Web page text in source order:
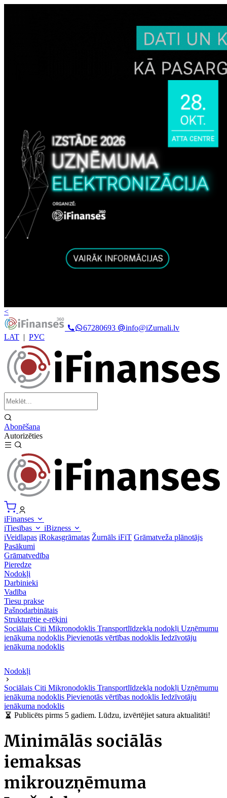
<
67280693
info@iZurnali.lv
LAT | РУС
Abonēšana
Autorizēties
iFinanses
iTiesības
iBizness
iVeidlapas iRokasgrāmatas Žurnāls iFiT Grāmatveža plānotājs
Pasākumi
Grāmatvedība
Pieredze
Nodokļi
Darbinieki
Vadība
Tiesu prakse
Pašnodarbinātais
Strukturētie e-rēķini
Sociālais Citi Mikronodoklis Transportlīdzekļa nodokļi Uzņēmumu
ienākuma nodoklis Pievienotās vērtības nodoklis Iedzīvotāju
ienākuma nodoklis
Nodokļi
Sociālais Citi Mikronodoklis Transportlīdzekļa nodokļi Uzņēmumu
ienākuma nodoklis Pievienotās vērtības nodoklis Iedzīvotāju
ienākuma nodoklis
Publicēts pirms 5 gadiem. Lūdzu, izvērtējiet satura aktualitāti!
Minimālās sociālās
iemaksas
mikrouzņēmuma